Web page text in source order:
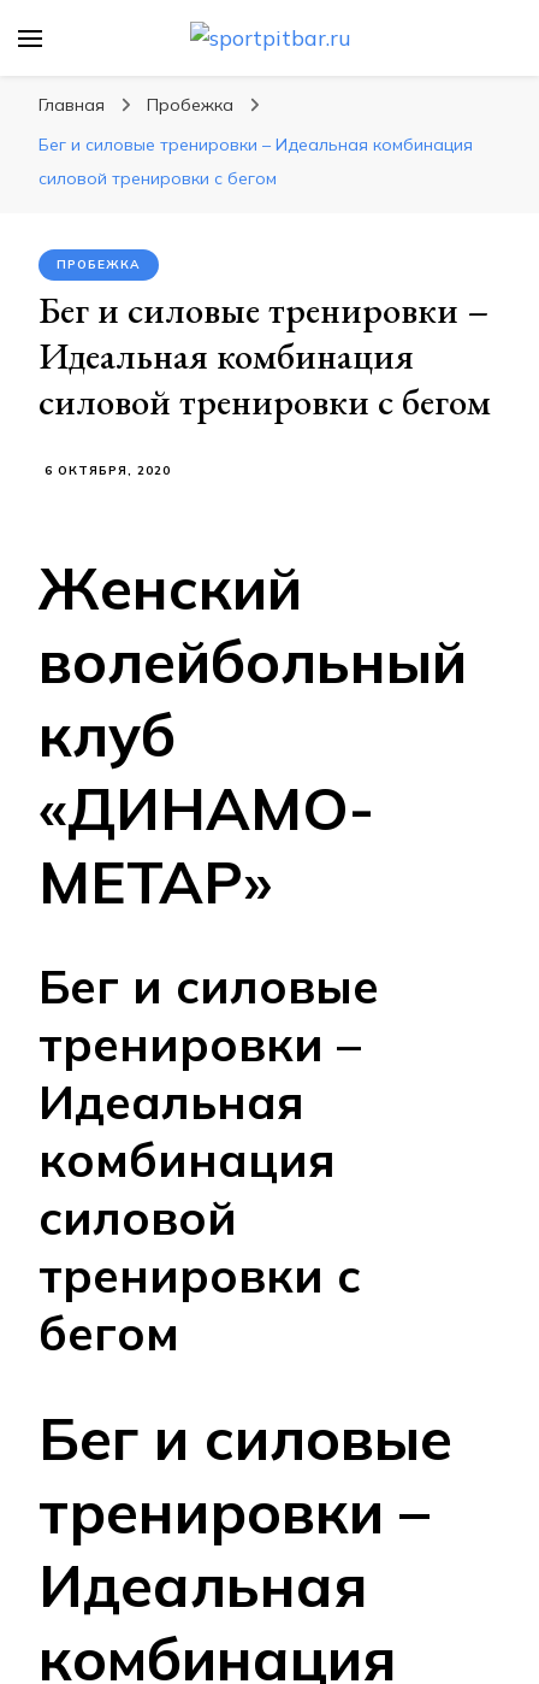
спортивных упражнения, правильные
диеты, программы тренировок
Главная
Пробежка
Бег и силовые тренировки – Идеальная комбинация
силовой тренировки с бегом
ПРОБЕЖКА
Бег и силовые тренировки –
Идеальная комбинация
силовой тренировки с бегом
6 ОКТЯБРЯ, 2020
Женский
волейбольный
клуб
«ДИНАМО-
МЕТАР»
Бег и силовые
тренировки –
Идеальная
комбинация
силовой
тренировки с
бегом
Бег и силовые
тренировки –
Идеальная
комбинация